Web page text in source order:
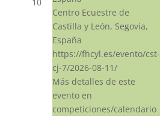
Centro Ecuestre de
Castilla y León, Segovia,
España
https://fhcyl.es/evento/cst-
cj-7/2026-08-11/
Más detalles de este
evento en
competiciones/calendario